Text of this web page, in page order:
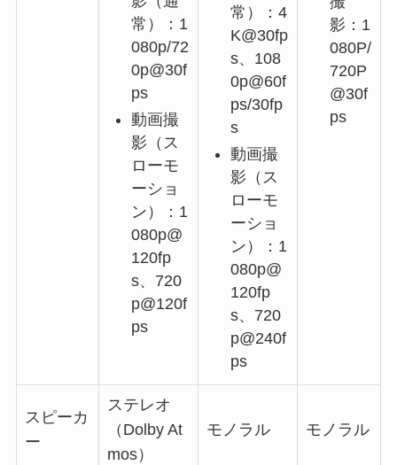
常）：1
080p/72
0p@30f
ps
動画撮
影（ス
ローモ
ーショ
ン）：1
080p@
120fp
s、720
p@120f
ps
常）：4
K@30fp
s、108
0p@60f
ps/30fp
s
動画撮
影（ス
ローモ
ーショ
ン）：1
080p@
120fp
s、720
p@240f
ps
影：1
080P/
720P
@30f
ps
スピーカ
ー
ステレオ
（Dolby At
mos）
モノラル モノラル